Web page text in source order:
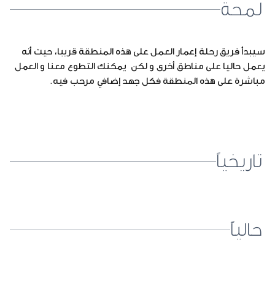
لمحة
سيبدأ فريق رحلة إعمار العمل على هذه المنطقة قريبا، حيث أنه
يعمل حاليا على مناطق أخرى و لكن يمكنك التطوع معنا و العمل
مباشرة على هذه المنطقة فكل جهد إضافي مرحب فيه.
تاريخياً
حالياً